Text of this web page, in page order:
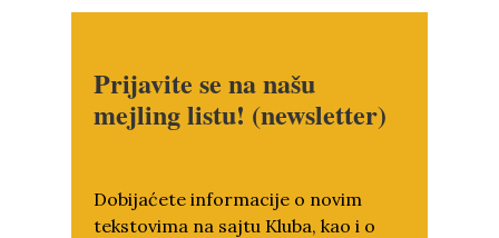
Prijavite se na našu
mejling listu! (newsletter)
Dobijaćete informacije o novim
tekstovima na sajtu Kluba, kao i o